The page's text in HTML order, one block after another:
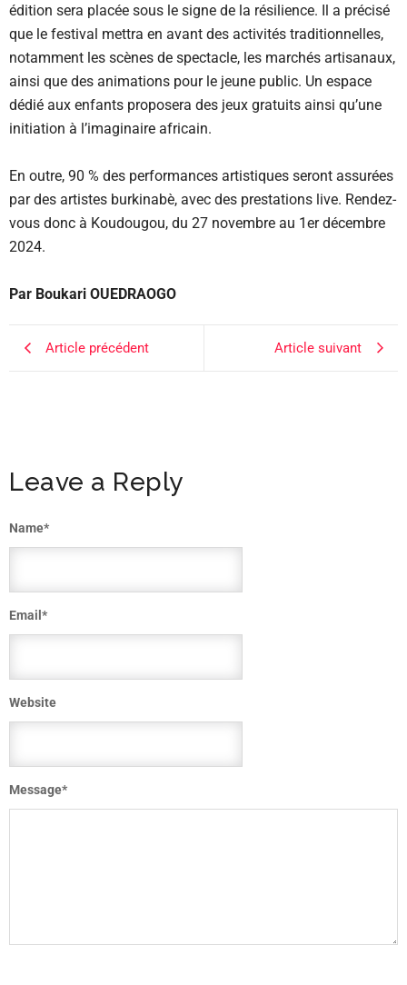
édition sera placée sous le signe de la résilience. Il a précisé
que le festival mettra en avant des activités traditionnelles,
notamment les scènes de spectacle, les marchés artisanaux,
ainsi que des animations pour le jeune public. Un espace
dédié aux enfants proposera des jeux gratuits ainsi qu’une
initiation à l’imaginaire africain.
En outre, 90 % des performances artistiques seront assurées
par des artistes burkinabè, avec des prestations live. Rendez-
vous donc à Koudougou, du 27 novembre au 1er décembre
2024.
Par Boukari OUEDRAOGO
Article précédent Article suivant
Leave a Reply
Message*
Name*
Email *
Website